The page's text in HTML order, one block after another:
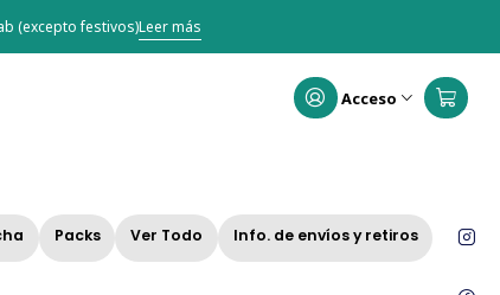
Acceso
Packs Ver Todo Info. de envíos y retiros
(excepto festivos)Leer más